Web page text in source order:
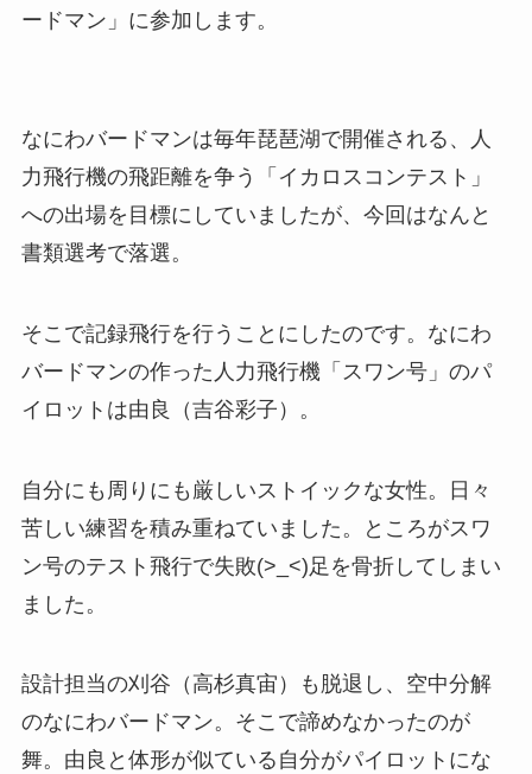
ードマン」に参加します。
なにわバードマンは毎年琵琶湖で開催される、人
力飛行機の飛距離を争う「イカロスコンテスト」
への出場を目標にしていましたが、今回はなんと
書類選考で落選。
そこで記録飛行を行うことにしたのです。なにわ
バードマンの作った人力飛行機「スワン号」のパ
イロットは由良（吉谷彩子）。
自分にも周りにも厳しいストイックな女性。日々
苦しい練習を積み重ねていました。ところがスワ
ン号のテスト飛行で失敗(>_<)足を骨折してしまい
ました。
設計担当の刈谷（高杉真宙）も脱退し、空中分解
のなにわバードマン。そこで諦めなかったのが
舞。由良と体形が似ている自分がパイロットにな